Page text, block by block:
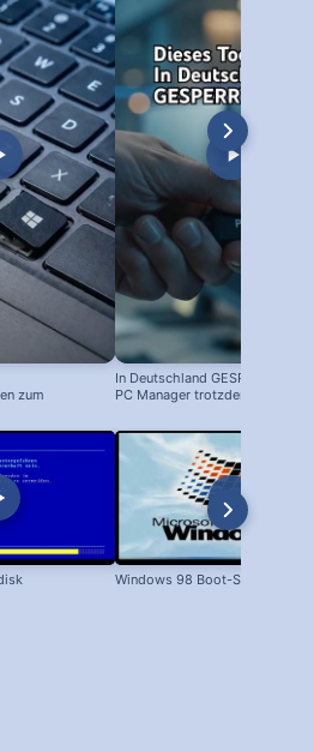
zum
In Deutschland GESPERRT:
PC Manager trotzdem installieren
Windows 98 Boot-Screen